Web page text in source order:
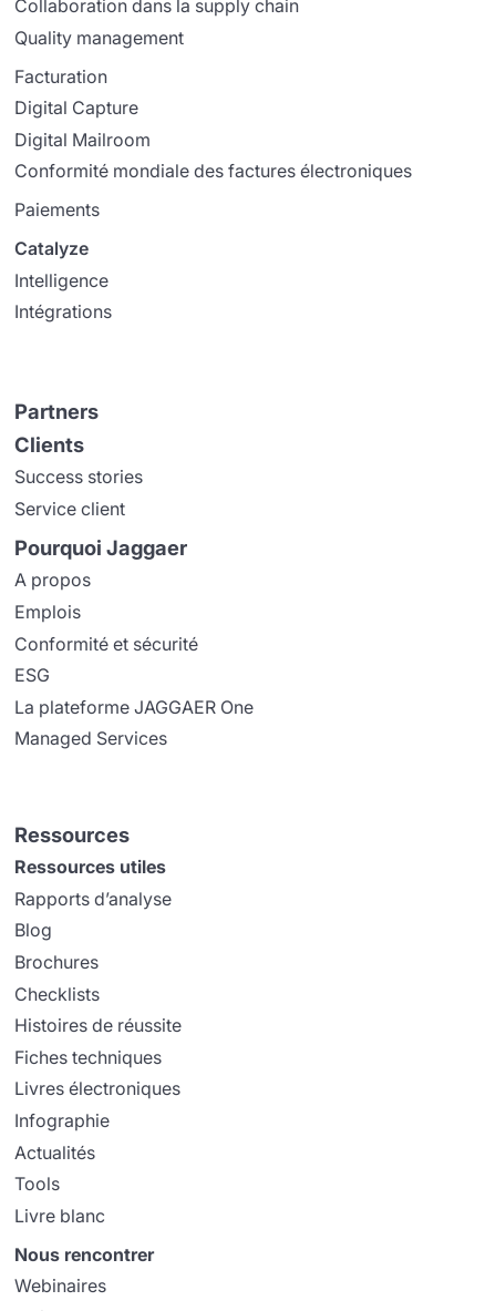
Collaboration dans la supply chain
Quality management
Facturation
Digital Capture
Digital Mailroom
Conformité mondiale des factures électroniques
Paiements
Catalyze
Intelligence
Intégrations
Partners
Clients
Success stories
Service client
Pourquoi Jaggaer
A propos
Emplois
Conformité et sécurité
ESG
La plateforme JAGGAER One
Managed Services
Ressources
Ressources utiles
Rapports d’analyse
Blog
Brochures
Checklists
Histoires de réussite
Fiches techniques
Livres électroniques
Infographie
Actualités
Tools
Livre blanc
Nous rencontrer
Webinaires